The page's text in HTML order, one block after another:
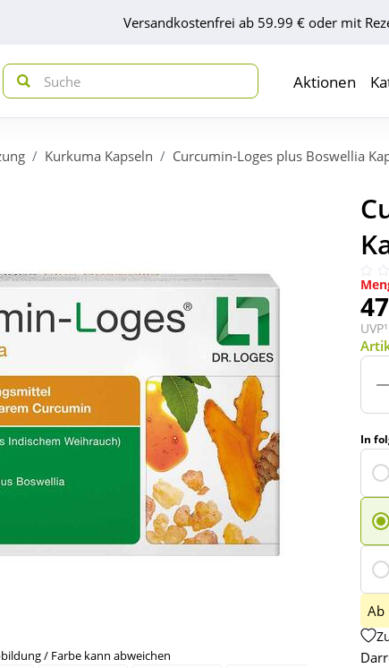
Versandkostenfrei ab 59.99 € oder mit
Aktionen
Kurkuma Kapseln Curcumin-Loges plus Boswellia
/ Farbe kann abweichen
UVP¹
In
Ab